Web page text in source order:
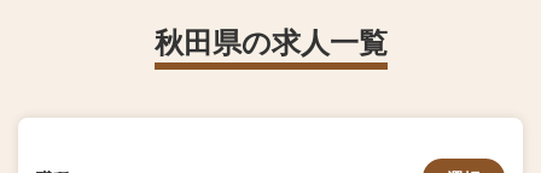
秋田県の求人一覧